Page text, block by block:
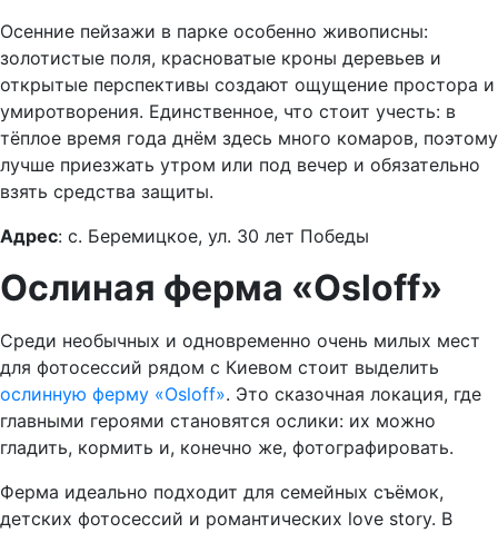
Осенние пейзажи в парке особенно живописны:
золотистые поля, красноватые кроны деревьев и
открытые перспективы создают ощущение простора и
умиротворения. Единственное, что стоит учесть: в
тёплое время года днём здесь много комаров, поэтому
лучше приезжать утром или под вечер и обязательно
взять средства защиты.
Адрес: с. Беремицкое, ул. 30 лет Победы
Ослиная ферма «Osloff»
Среди необычных и одновременно очень милых мест
для фотосессий рядом с Киевом стоит выделить
ослинную ферму «Osloff». Это сказочная локация, где
главными героями становятся ослики: их можно
гладить, кормить и, конечно же, фотографировать.
Ферма идеально подходит для семейных съёмок,
детских фотосессий и романтических love story. В